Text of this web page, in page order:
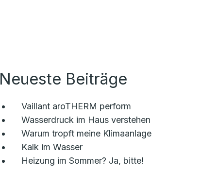
Neueste Beiträge
Vaillant aroTHERM perform
Wasserdruck im Haus verstehen
Warum tropft meine Klimaanlage
Kalk im Wasser
Heizung im Sommer? Ja, bitte!